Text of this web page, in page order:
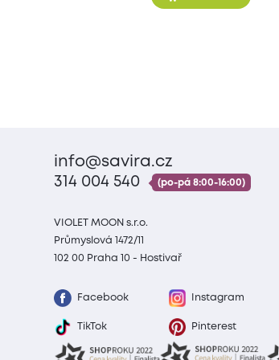
info@savira.cz
314 004 540
(po-pá 8:00-16:00)
VIOLET MOON s.r.o.
Průmyslová 1472/11
102 00 Praha 10 - Hostivař
Facebook Instagram
TikTok Pinterest